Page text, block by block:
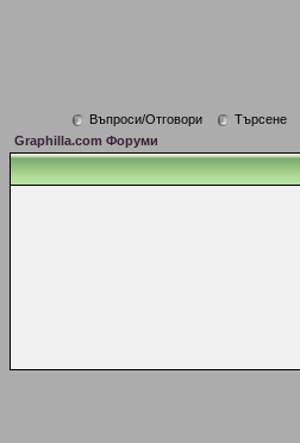
Въпроси/Отговори Търсене
Graphilla.com Форуми